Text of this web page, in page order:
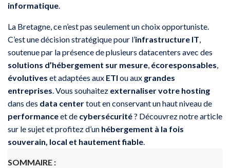
informatique.
La Bretagne, ce n’est pas seulement un choix opportuniste.
C’est une décision stratégique pour l’infrastructure IT,
soutenue par la présence de plusieurs datacenters avec des
solutions d’hébergement sur mesure, écoresponsables,
évolutives et adaptées aux ETI ou aux grandes
entreprises. Vous souhaitez externaliser votre hosting
dans des data centertout en conservant un haut niveau de
performanceet de cybersécurité? Découvrez notre article
sur le sujet et profitez d’un hébergement à la fois
souverain, local et hautement fiable.
SOMMAIRE :